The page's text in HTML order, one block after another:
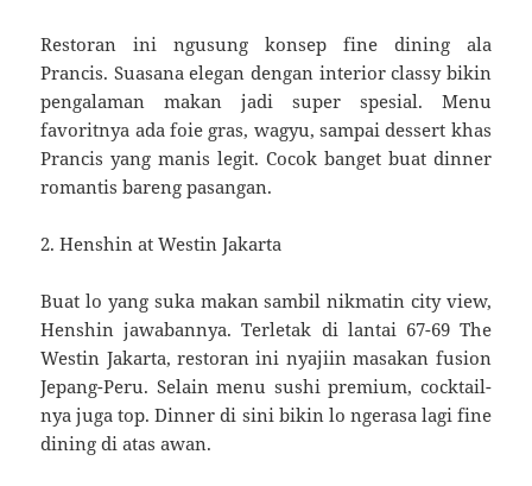
Restoran ini ngusung konsep fine dining ala
Prancis. Suasana elegan dengan interior classy bikin
pengalaman makan jadi super spesial. Menu
favoritnya ada foie gras, wagyu, sampai dessert khas
Prancis yang manis legit. Cocok banget buat dinner
romantis bareng pasangan.
2. Henshin at Westin Jakarta
Buat lo yang suka makan sambil nikmatin city view,
Henshin jawabannya. Terletak di lantai 67-69 The
Westin Jakarta, restoran ini nyajiin masakan fusion
Jepang-Peru. Selain menu sushi premium, cocktail-
nya juga top. Dinner di sini bikin lo ngerasa lagi fine
dining di atas awan.